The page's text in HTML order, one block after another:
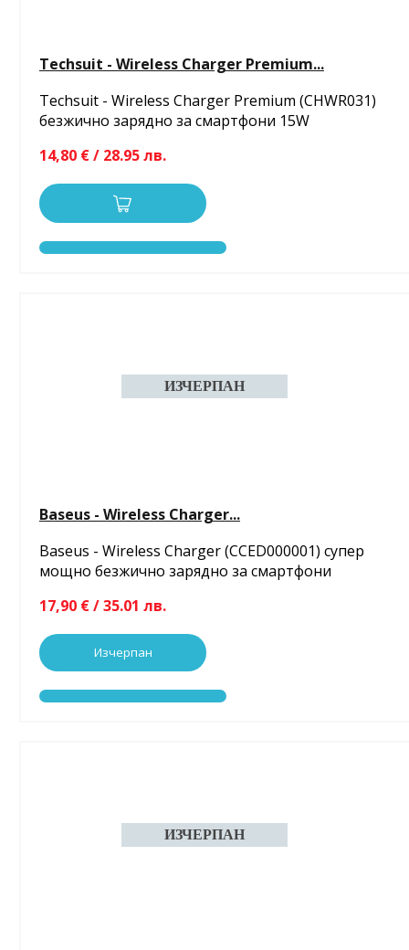
Techsuit - Wireless Charger Premium...
Techsuit - Wireless Charger Premium (CHWR031)
безжично зарядно за смартфони 15W
14,80 € / 28.95 лв.
Baseus - Wireless Charger...
Baseus - Wireless Charger (CCED000001) супер
мощно безжично зарядно за смартфони
17,90 € / 35.01 лв.
Изчерпан